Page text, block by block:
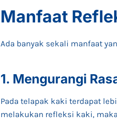
Manfaat
Ada banyak sekali manfaat
1. Mengurangi
Pada telapak kaki terdapat
melakukan refleksi kaki,